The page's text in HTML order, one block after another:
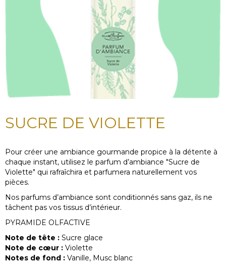
SUCRE DE VIOLETTE
Pour créer une ambiance gourmande propice à la détente à
chaque instant, utilisez le parfum d’ambiance "Sucre de
Violette" qui rafraîchira et parfumera naturellement vos
pièces.
Nos parfums d’ambiance sont conditionnés sans gaz, ils ne
tâchent pas vos tissus d’intérieur.
PYRAMIDE OLFACTIVE
Note de tête : Sucre glace
Note de cœur : Violette
Notes de fond : Vanille, Musc blanc